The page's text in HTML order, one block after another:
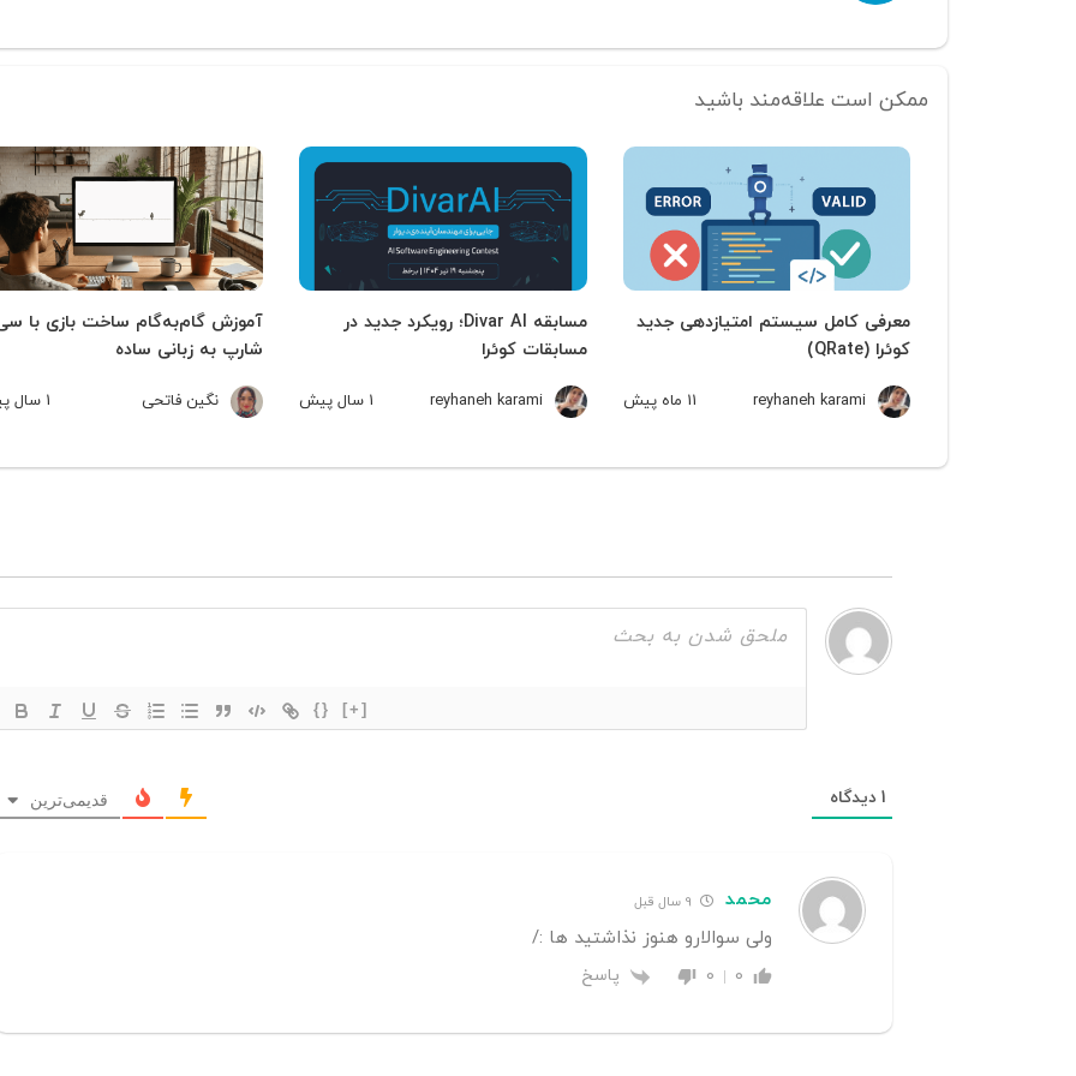
ممکن است علاقه‌مند باشید
معرفی کامل سیستم امتیازدهی جدید
کوئرا (QRate)
reyhaneh karami 11 ماه پیش
مسابقه Divar AI؛ رویکرد جدید در
مسابقات کوئرا
reyhaneh karami 1 سال پیش
آموزش گام‌به‌گام ساخت بازی با
شارپ به زبانی ساده
نگین فاتحی 1 سال
{} [+]
1 دیدگاه قدیمی‌ترین
محمد
ولی سوالارو هنوز نذاشتید ها :/
0
0 پاسخ